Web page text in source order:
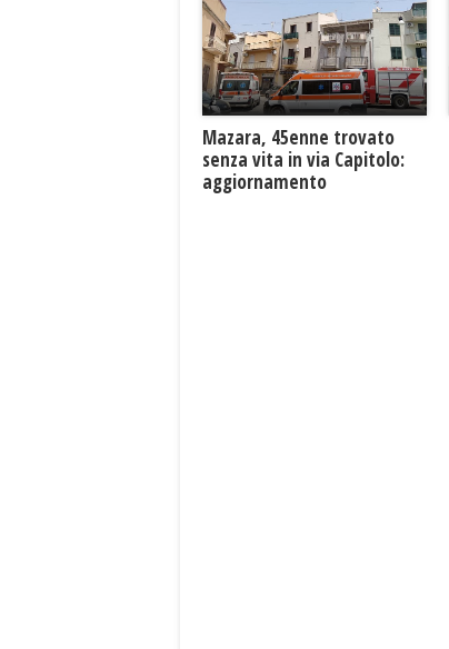
Mazara, 45enne trovato
senza vita in via Capitolo:
aggiornamento